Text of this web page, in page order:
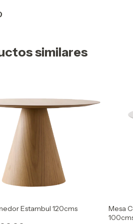
similares
Estambul 120cms
Mesa